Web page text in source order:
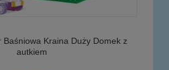
Baśniowa Kraina Duży Domek z
autkiem